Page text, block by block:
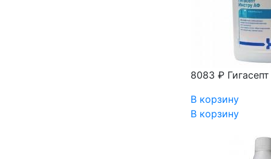
8083 ₽
В корзину
В корзину